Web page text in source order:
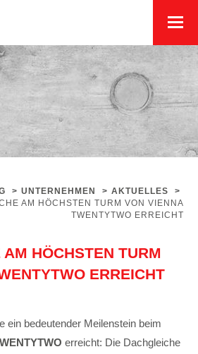
> UNTERNEHMEN > AKTUELLES
>
AM HÖCHSTEN TURM VON VIENNA
TWENTYTWO ERREICHT
HÖCHSTEN TURM
ERREICHT
ein bedeutender Meilenstein beim
erreicht: Die Dachgleiche